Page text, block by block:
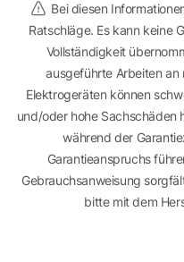
Bei diesen
Ratschläge. Es kann keine
Vollständigkeit
ausgeführte Arbeiten
Elektrogeräten können
und/oder hohe Sachschäden
während der
Garantieanspruchs
Gebrauchsanweisung
bitte mit dem